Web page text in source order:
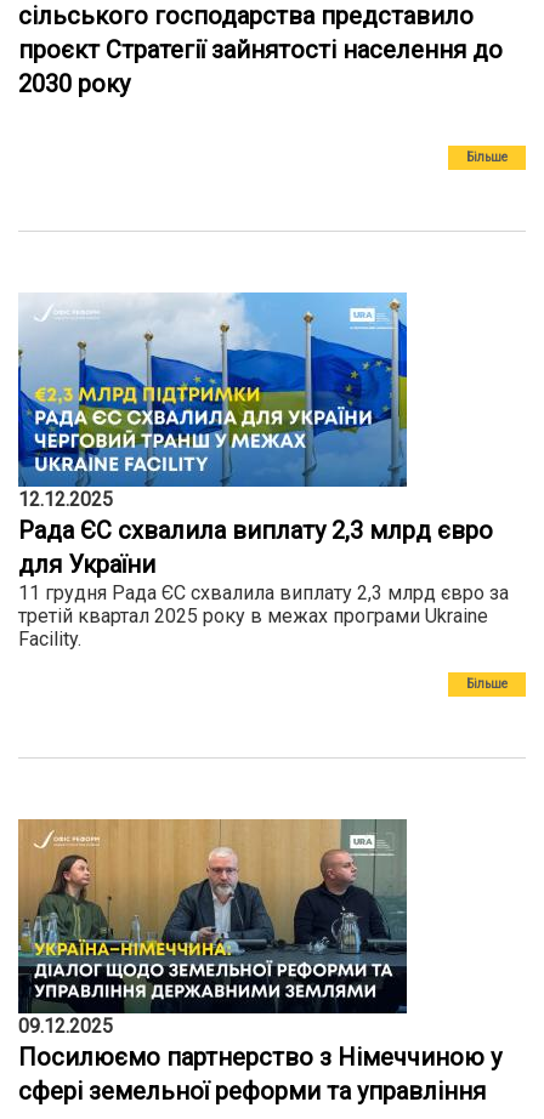
сільського господарства представило
проєкт Стратегії зайнятості населення до
2030 року
Більше
12.12.2025
Рада ЄС схвалила виплату 2,3 млрд євро
для України
11 грудня Рада ЄС схвалила виплату 2,3 млрд євро за
третій квартал 2025 року в межах програми Ukraine
Facility.
Більше
09.12.2025
Посилюємо партнерство з Німеччиною у
сфері земельної реформи та управління